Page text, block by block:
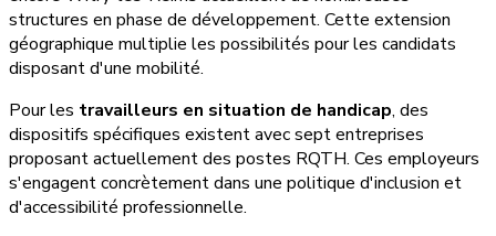
structures en phase de développement. Cette extension
géographique multiplie les possibilités pour les candidats
disposant d'une mobilité.
Pour les travailleurs en situation de handicap, des
dispositifs spécifiques existent avec sept entreprises
proposant actuellement des postes RQTH. Ces employeurs
s'engagent concrètement dans une politique d'inclusion et
d'accessibilité professionnelle.